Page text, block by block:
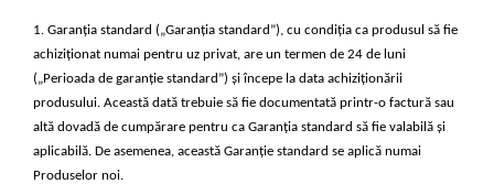
Masini de gaurit si Insurubat
Motoare electrice
Pistol de Lipit
Polizoare
Pompe Combustibil
Ventilatoare radiatoare
umidificatoare
1. Garanția standard („Garanția standard”), cu condiția ca produsul să fie
achiziționat numai pentru uz privat, are un termen de 24 de luni
(„Perioada de garanție standard”) și începe la data achiziționării
produsului. Această dată trebuie să fie documentată printr-o factură sau
altă dovadă de cumpărare pentru ca Garanția standard să fie valabilă și
aplicabilă. De asemenea, această Garanție standard se aplică numai
Produselor noi.